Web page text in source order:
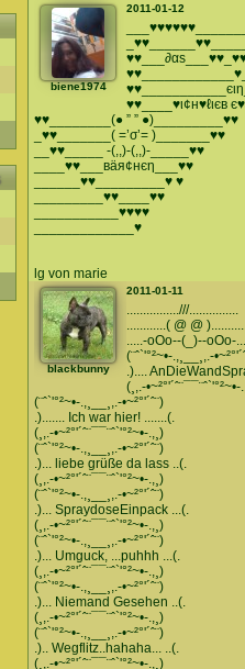
biene1974
2011-01-12
♥♥____♥ι¢н♥ℓιєв
♥♥________(● ” ” ●)_________♥♥
_♥♥_______( =’σ’= )_______♥♥
__♥♥_____ -(,,)-(,,)-_____♥♥
____♥♥___вäя¢нєη___♥♥
______♥♥_________♥ ♥
_________♥♥____♥♥
___________♥♥♥♥
_____________♥
lg von marie
blackbunny
2011-01-11
................///...............
............( @ @
.....-oOo--(_)--oOo-
(¨ˆ`'°²~•-.,¸__¸,.-
.)....
(¸,.-•~²°'´ˆ¨¯¯¨ˆ`'°²~•-
(¨ˆ`'°²~•-.,¸__¸,.-•~²°'´ˆ¨)
.)....... Ich war hier! .......(.
(¸,.-•~²°'´ˆ¨¯¯¨ˆ`'°²~•-.,¸)
(¨ˆ`'°²~•-.,¸__¸,.-•~²°'´ˆ¨)
.)... liebe grüße da lass ..(.
(¸,.-•~²°'´ˆ¨¯¯¨ˆ`'°²~•-.,¸)
(¨ˆ`'°²~•-.,¸__¸,.-•~²°'´ˆ¨)
.)... SpraydoseEinpack ...(.
(¸,.-•~²°'´ˆ¨¯¯¨ˆ`'°²~•-.,¸)
(¨ˆ`'°²~•-.,¸__¸,.-•~²°'´ˆ¨)
.)... Umguck, ...puhhh ...(.
(¸,.-•~²°'´ˆ¨¯¯¨ˆ`'°²~•-.,¸)
(¨ˆ`'°²~•-.,¸__¸,.-•~²°'´ˆ¨)
.)... Niemand Gesehen ..(.
(¸,.-•~²°'´ˆ¨¯¯¨ˆ`'°²~•-.,¸)
(¨ˆ`'°²~•-.,¸__¸,.-•~²°'´ˆ¨)
.).. Wegflitz..hahaha... ..(.
(¸,.-•~²°'´ˆ¨¯¯¨ˆ`'°²~•-.,¸)